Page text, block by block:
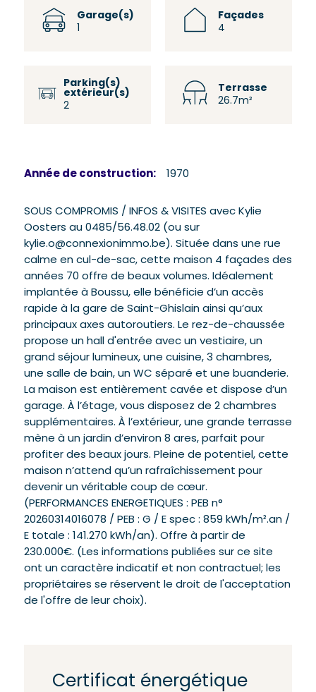
Garage(s)
Façades
4
Parking(s)
extérieur(s)
2
Terrasse
26.7m²
Année de construction: 1970
SOUS COMPROMIS / INFOS & VISITES avec Kylie
Oosters au 0485/56.48.02 (ou sur
kylie.o@connexionimmo.be). Située dans une rue
calme en cul-de-sac, cette maison 4 façades des
années 70 offre de beaux volumes. Idéalement
implantée à Boussu, elle bénéficie d’un accès
rapide à la gare de Saint-Ghislain ainsi qu’aux
principaux axes autoroutiers. Le rez-de-chaussée
propose un hall d'entrée avec un vestiaire, un
grand séjour lumineux, une cuisine, 3 chambres,
une salle de bain, un WC séparé et une buanderie.
La maison est entièrement cavée et dispose d’un
garage. À l’étage, vous disposez de 2 chambres
supplémentaires. À l’extérieur, une grande terrasse
mène à un jardin d’environ 8 ares, parfait pour
profiter des beaux jours. Pleine de potentiel, cette
maison n’attend qu’un rafraîchissement pour
devenir un véritable coup de cœur.
(PERFORMANCES ENERGETIQUES : PEB n°‭‬
20260314016078 / PEB : G / E spec : 859 kWh/m².an /
E totale : 141.270 kWh/an). Offre à partir de
230.000€. (Les informations publiées sur ce site
ont un caractère indicatif et non contractuel; les
propriétaires se réservent le droit de l'acceptation
de l'offre de leur choix).
Certificat énergétique